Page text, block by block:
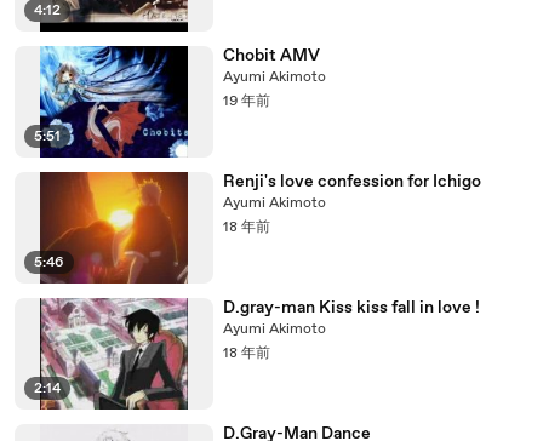
4:12
5:51
Chobit AMV
Ayumi Akimoto
19 年前
5:46
Renji's love confession for Ichigo
Ayumi Akimoto
18 年前
2:14
D.gray-man Kiss kiss fall in love !
Ayumi Akimoto
18 年前
D.Gray-Man Dance